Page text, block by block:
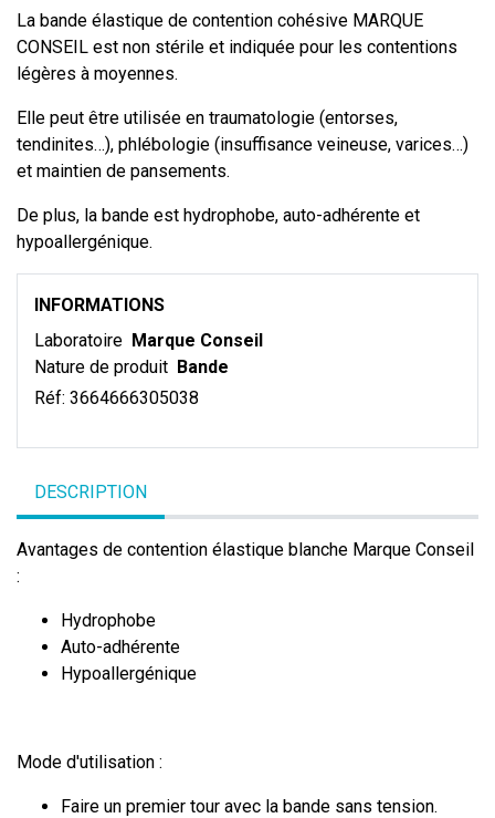
La bande élastique de contention cohésive MARQUE
CONSEIL est non stérile et indiquée pour les contentions
légères à moyennes.
Elle peut être utilisée en traumatologie (entorses,
tendinites…), phlébologie (insuffisance veineuse, varices…)
et maintien de pansements.
De plus, la bande est hydrophobe, auto-adhérente et
hypoallergénique.
INFORMATIONS
Laboratoire Marque Conseil
Nature de produit Bande
Réf: 3664666305038
DESCRIPTION
Avantages de contention élastique blanche Marque Conseil
:
Hydrophobe
Auto-adhérente
Hypoallergénique
Mode d'utilisation :
Faire un premier tour avec la bande sans tension.